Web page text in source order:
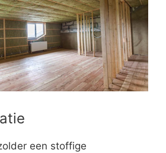
een stoffige